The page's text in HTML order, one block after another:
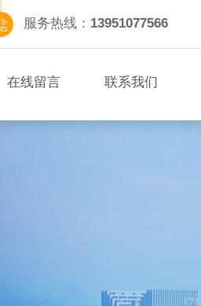
服务热线： 13951077566
在线留言 联系我们